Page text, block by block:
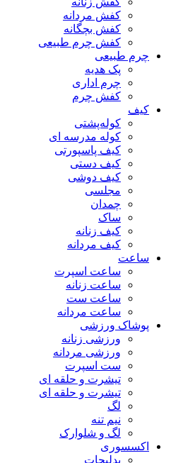
کفش مردانه
کفش بچگانه
کفش چرم طبیعی
چرم طبیعی
پک هدیه
چرم اداری
کفش چرم
کیف
کوله‌پشتی
کوله مدرسه ای
کیف پاسپورتی
کیف دستی
کیف دوشی
مجلسی
چمدان
ساک
کیف زنانه
کیف مردانه
ساعت
ساعت اسپرت
ساعت زنانه
ساعت ست
ساعت مردانه
پوشاک ورزشی
ورزشی زنانه
ورزشی مردانه
ست اسپرت
تیشرت و حلقه ای
تیشرت و حلقه ای
لگ
نیم تنه
لگ و شلوارک
اکسسوری
بدلیجات